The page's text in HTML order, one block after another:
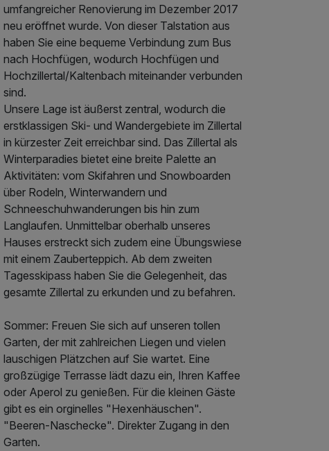
umfangreicher Renovierung im Dezember 2017
neu eröffnet wurde. Von dieser Talstation aus
haben Sie eine bequeme Verbindung zum Bus
nach Hochfügen, wodurch Hochfügen und
Hochzillertal/Kaltenbach miteinander verbunden
sind.
Unsere Lage ist äußerst zentral, wodurch die
erstklassigen Ski- und Wandergebiete im Zillertal
in kürzester Zeit erreichbar sind. Das Zillertal als
Winterparadies bietet eine breite Palette an
Aktivitäten: vom Skifahren und Snowboarden
über Rodeln, Winterwandern und
Schneeschuhwanderungen bis hin zum
Langlaufen. Unmittelbar oberhalb unseres
Hauses erstreckt sich zudem eine Übungswiese
mit einem Zauberteppich. Ab dem zweiten
Tagesskipass haben Sie die Gelegenheit, das
gesamte Zillertal zu erkunden und zu befahren.
Sommer: Freuen Sie sich auf unseren tollen
Garten, der mit zahlreichen Liegen und vielen
lauschigen Plätzchen auf Sie wartet. Eine
großzügige Terrasse lädt dazu ein, Ihren Kaffee
oder Aperol zu genießen. Für die kleinen Gäste
gibt es ein orginelles "Hexenhäuschen".
"Beeren-Naschecke". Direkter Zugang in den
Garten.